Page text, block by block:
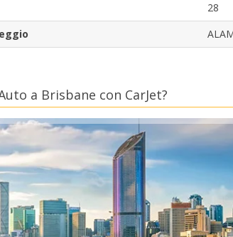
28
a Brisbane con CarJet?